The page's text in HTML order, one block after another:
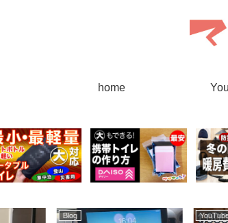
home
100均アイテム